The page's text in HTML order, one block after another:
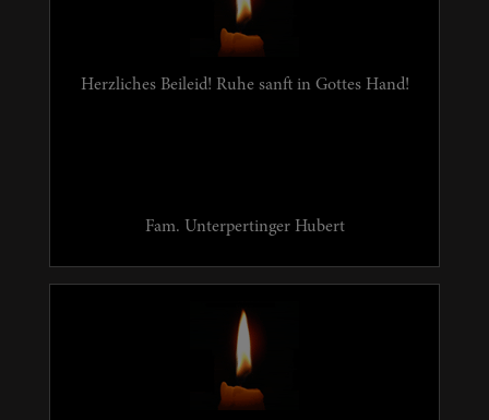
Herzliches Beileid! Ruhe sanft in Gottes Hand!
Fam. Unterpertinger Hubert